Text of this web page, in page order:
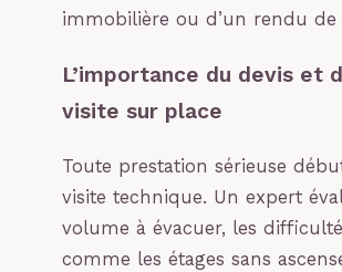
immobilière ou d’un rendu de
L’importance du devis et
visite sur place
Toute prestation sérieuse
visite technique. Un expert
volume à évacuer, les
comme les étages sans